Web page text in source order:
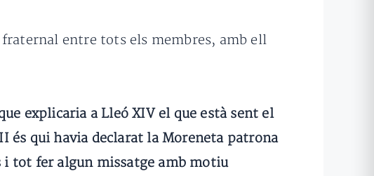
entre tots els membres, amb ell
explicaria a Lleó XIV el que està sent el
és qui havia declarat la Moreneta patrona
i tot fer algun missatge amb motiu